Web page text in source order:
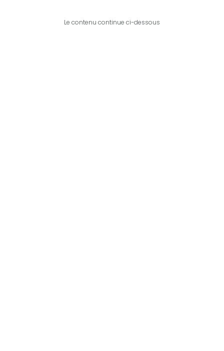
Le contenu continue ci-dessous